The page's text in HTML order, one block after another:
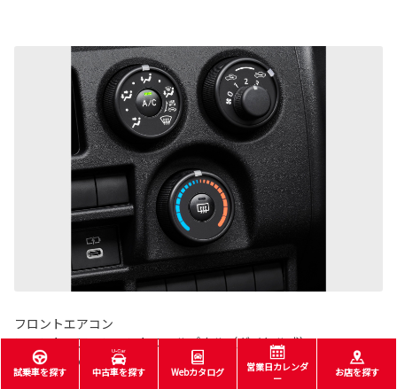
フロントエアコン
フロントエアコンコントロールパネル（ダイヤル式）
■写真はVAN DX。
試乗車を探す 中古車を探す Webカタログ
営業日カレンダ
ー
お店を探す